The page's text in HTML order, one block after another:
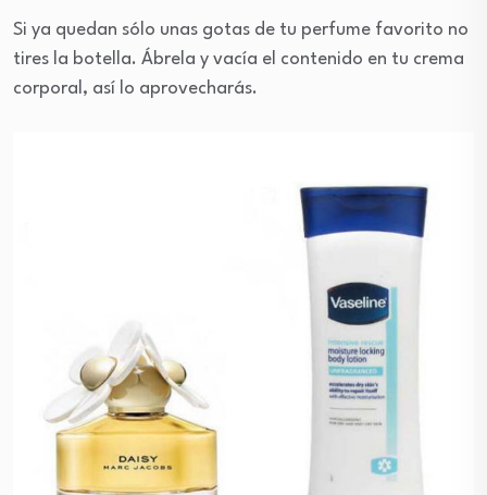
Si ya quedan sólo unas gotas de tu perfume favorito no
tires la botella. Ábrela y vacía el contenido en tu crema
corporal, así lo aprovecharás.